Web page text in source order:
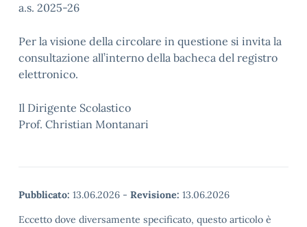
a.s. 2025-26
Per la visione della circolare in questione si invita la
consultazione all’interno della bacheca del registro
elettronico.
Il Dirigente Scolastico
Prof. Christian Montanari
Pubblicato: 13.06.2026 - Revisione: 13.06.2026
Eccetto dove diversamente specificato, questo articolo è